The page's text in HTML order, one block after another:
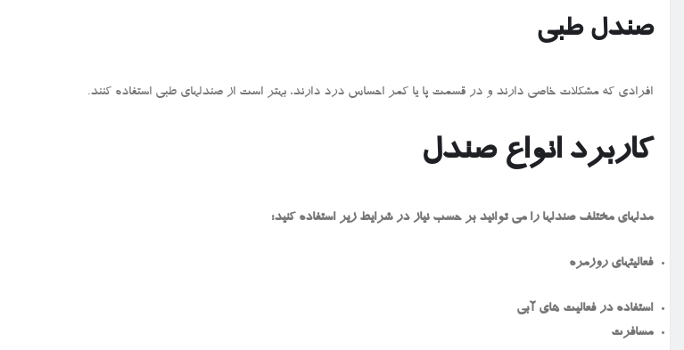
صندل طبی
افرادی که مشکلات خاصی دارند و در قسمت پا یا کمر احساس درد دارند، بهتر است از صندلهای طبی استفاده کنند.
کاربرد انواع صندل
مدلهای مختلف صندلها را می توانید بر حسب نیاز در شرایط زیر استفاده کنید:
فعالیتهای روزمره
استفاده در فعالیت های آبی
مسافرت